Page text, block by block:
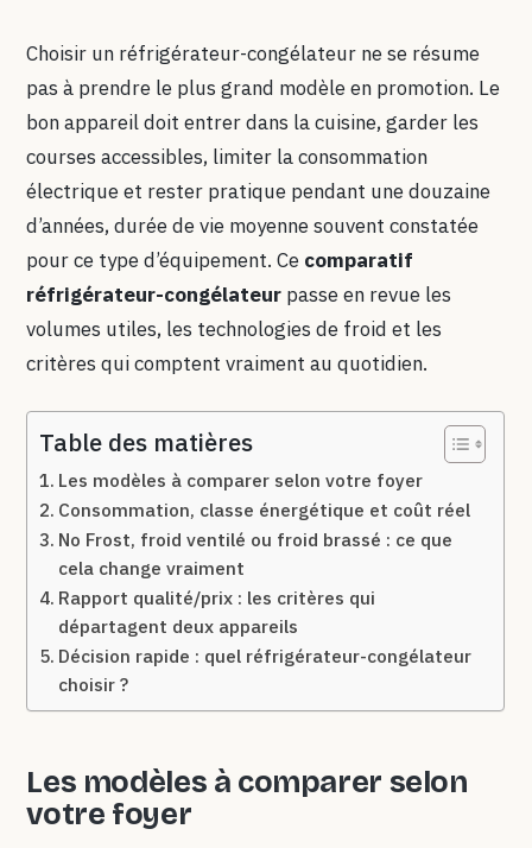
Choisir un réfrigérateur-congélateur ne se résume
pas à prendre le plus grand modèle en promotion. Le
bon appareil doit entrer dans la cuisine, garder les
courses accessibles, limiter la consommation
électrique et rester pratique pendant une douzaine
d’années, durée de vie moyenne souvent constatée
pour ce type d’équipement. Ce comparatif
réfrigérateur-congélateur passe en revue les
volumes utiles, les technologies de froid et les
critères qui comptent vraiment au quotidien.
Table des matières
Les modèles à comparer selon votre foyer
Consommation, classe énergétique et coût réel
No Frost, froid ventilé ou froid brassé : ce que
cela change vraiment
Rapport qualité/prix : les critères qui
départagent deux appareils
Décision rapide : quel réfrigérateur-congélateur
choisir ?
Les modèles à comparer selon
votre foyer